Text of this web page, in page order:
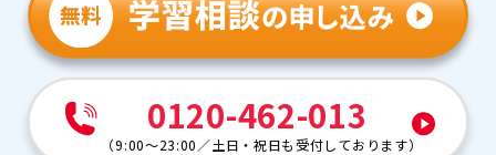
0120-462-013
（9:00～23:00 ／土日・祝日も受付しております）